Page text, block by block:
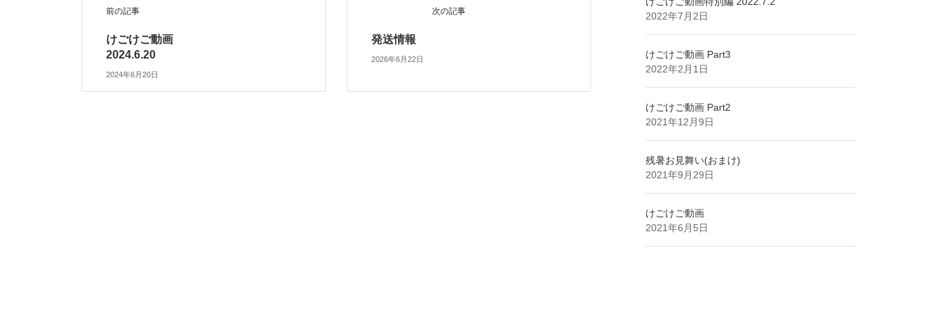
前の記事
けごけご動画
2024.6.20
2024年6月20日
次の記事
発送情報
2026年6月22日
2022年7月2日
けごけご動画 Part3
2022年2月1日
けごけご動画 Part2
2021年12月9日
残暑お見舞い(おまけ)
2021年9月29日
けごけご動画
2021年6月5日